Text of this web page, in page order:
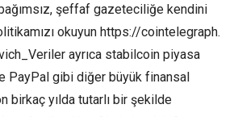
şeffaf gazeteciliğe kendini
okuyun https://cointelegraph.
ayrıca stabilcoin piyasa
PayPal gibi diğer büyük finansal
birkaç yılda tutarlı bir şekilde